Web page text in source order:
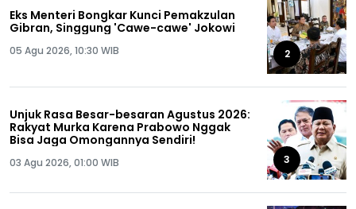
Eks Menteri Bongkar Kunci Pemakzulan
Gibran, Singgung 'Cawe-cawe' Jokowi
05 Agu 2026, 10:30 WIB 2
Unjuk Rasa Besar-besaran Agustus 2026:
Rakyat Murka Karena Prabowo Nggak
Bisa Jaga Omongannya Sendiri!
03 Agu 2026, 01:00 WIB 3